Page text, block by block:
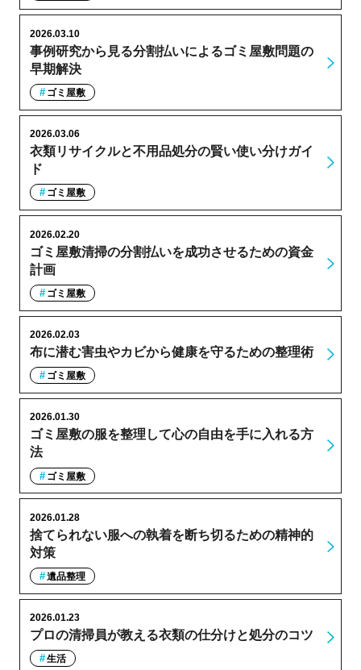
事例研究から見る分割払いによるゴミ屋敷問題の
早期解決
2026.03.10
ゴミ屋敷
衣類リサイクルと不用品処分の賢い使い分けガイ
ド
2026.03.06
ゴミ屋敷
ゴミ屋敷清掃の分割払いを成功させるための資金
計画
2026.02.20
ゴミ屋敷
布に潜む害虫やカビから健康を守るための整理術
2026.02.03
ゴミ屋敷
ゴミ屋敷の服を整理して心の自由を手に入れる方
法
2026.01.30
ゴミ屋敷
捨てられない服への執着を断ち切るための精神的
対策
2026.01.28
遺品整理
プロの清掃員が教える衣類の仕分けと処分のコツ
2026.01.23
生活